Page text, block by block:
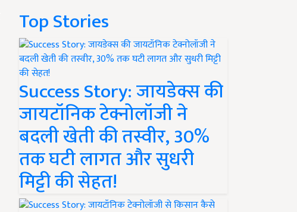
Top Stories
Success Story: जायडेक्स की
जायटॉनिक टेक्नोलॉजी ने
बदली खेती की तस्वीर, 30%
तक घटी लागत और सुधरी
मिट्टी की सेहत!